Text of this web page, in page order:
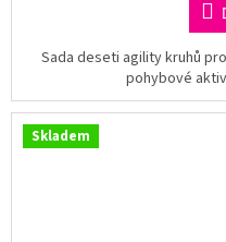
Sada deseti agility kruhů
pohybové
Skladem